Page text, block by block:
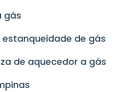
gás
estanqueidade de gás
de aquecedor a gás